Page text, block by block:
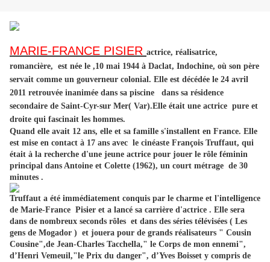
MARIE-FRANCE PISIER actrice, réalisatrice,
romancière, est née le ,10 mai 1944 à Daclat, Indochine, où son père
servait comme un gouverneur colonial. Elle est décédée le 24 avril
2011 retrouvée inanimée dans sa piscine dans sa résidence
secondaire de Saint-Cyr-sur Mer( Var).Elle était une actrice pure et
droite qui fascinait les hommes.
Quand elle avait 12 ans, elle et sa famille s'installent en France. Elle
est mise en contact à 17 ans avec le cinéaste François Truffaut, qui
était à la recherche d'une jeune actrice pour jouer le rôle féminin
principal dans Antoine et Colette (1962), un court métrage de 30
minutes .
Truffaut a été immédiatement conquis par le charme et l'intelligence
de Marie-France Pisier et a lancé sa carrière d'actrice . Elle sera
dans de nombreux seconds rôles et dans des séries télévisées ( Les
gens de Mogador ) et jouera pour de grands réalisateurs " Cousin
Cousine",de Jean-Charles Tacchella," le Corps de mon ennemi",
d’Henri Vemeuil,"le Prix du danger", d’Yves Boisset y compris de